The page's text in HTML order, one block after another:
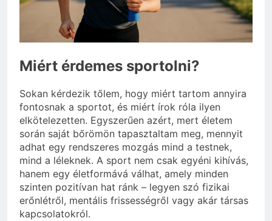
választani?
3 Nap Ezelőtt
Miért érdemes sportolni?
Sokan kérdezik tőlem, hogy miért tartom annyira
fontosnak a sportot, és miért írok róla ilyen
elkötelezetten. Egyszerűen azért, mert életem
során saját bőrömön tapasztaltam meg, mennyit
adhat egy rendszeres mozgás mind a testnek,
mind a léleknek. A sport nem csak egyéni kihívás,
hanem egy életformává válhat, amely minden
szinten pozitívan hat ránk – legyen szó fizikai
erőnlétről, mentális frissességről vagy akár társas
kapcsolatokról.